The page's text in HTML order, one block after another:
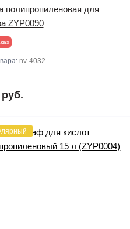
полипропиленовая для
ZYP0090
nv-4032